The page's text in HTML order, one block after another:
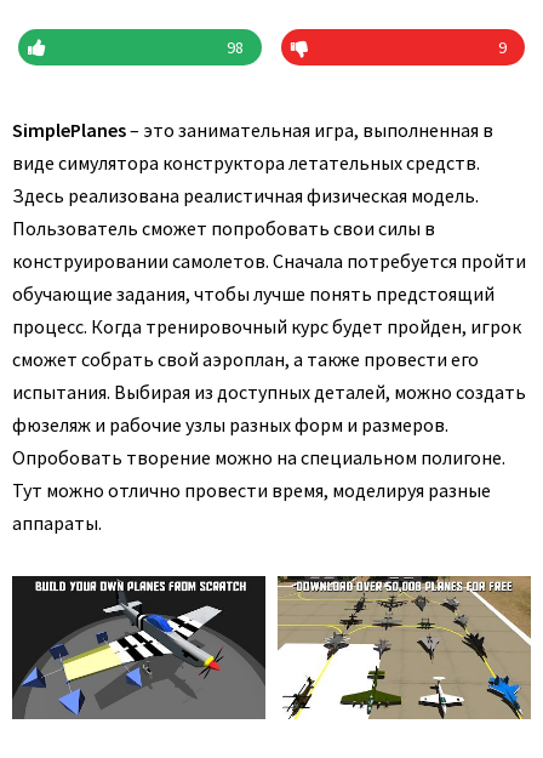
98 9
SimplePlanes– это занимательная игра, выполненная в
виде симулятора конструктора летательных средств.
Здесь реализована реалистичная физическая модель.
Пользователь сможет попробовать свои силы в
конструировании самолетов. Сначала потребуется пройти
обучающие задания, чтобы лучше понять предстоящий
процесс. Когда тренировочный курс будет пройден, игрок
сможет собрать свой аэроплан, а также провести его
испытания. Выбирая из доступных деталей, можно создать
фюзеляж и рабочие узлы разных форм и размеров.
Опробовать творение можно на специальном полигоне.
Тут можно отлично провести время, моделируя разные
аппараты.